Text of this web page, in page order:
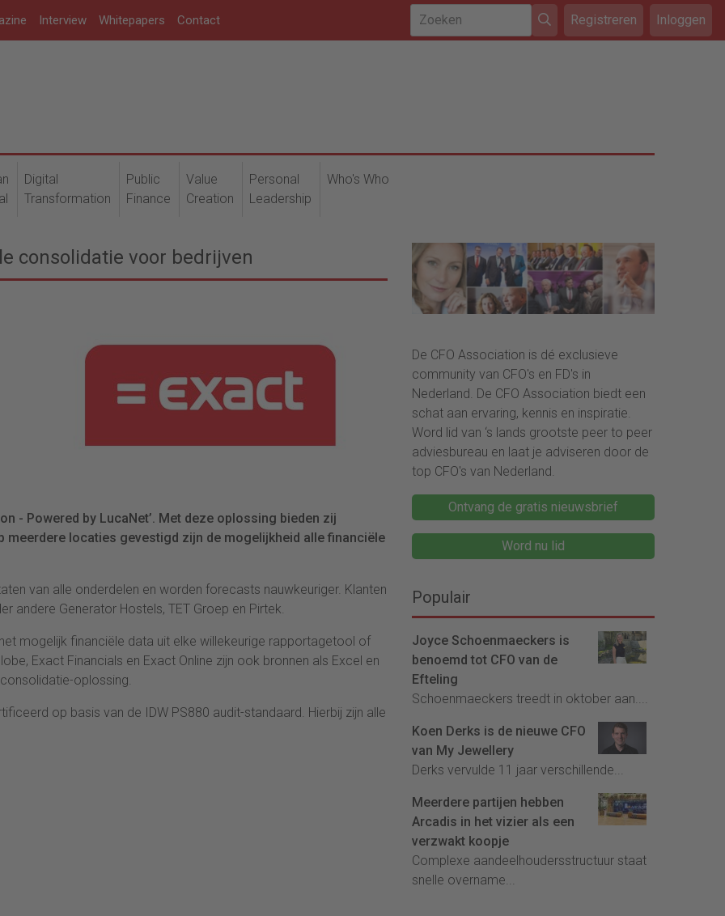
Interview Whitepapers Contact Registreren Inloggen
Digital
Transformation
Public
Finance
Value
Creation
Personal
Leadership
Who's Who
consolidatie voor bedrijven
- Powered by LucaNet’. Met deze oplossing bieden zij
meerdere locaties gevestigd zijn de mogelijkheid alle financiële
van alle onderdelen en worden forecasts nauwkeuriger. Klanten
andere Generator Hostels, TET Groep en Pirtek.
mogelijk financiële data uit elke willekeurige rapportagetool of
Exact Financials en Exact Online zijn ook bronnen als Excel en
oplossing.
op basis van de IDW PS880 audit-standaard. Hierbij zijn alle
De CFO Association is dé exclusieve
community van CFO's en FD's in
Nederland. De CFO Association biedt een
schat aan ervaring, kennis en inspiratie.
Word lid van ‘s lands grootste peer to peer
adviesbureau en laat je adviseren door de
top CFO's van Nederland.
Ontvang de gratis nieuwsbrief
Word nu lid
Populair
Joyce Schoenmaeckers is
benoemd tot CFO van de
Efteling
Schoenmaeckers treedt in oktober aan....
Koen Derks is de nieuwe CFO
van My Jewellery
Derks vervulde 11 jaar verschillende...
Meerdere partijen hebben
Arcadis in het vizier als een
verzwakt koopje
Complexe aandeelhoudersstructuur staat
snelle overname...